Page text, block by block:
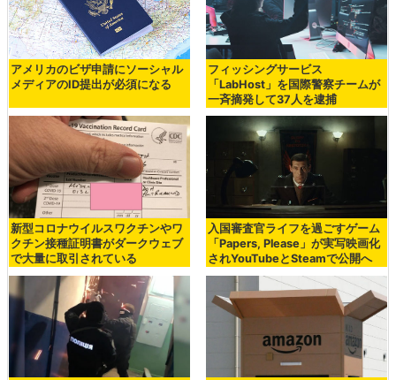
アメリカのビザ申請にソーシャル
メディアのID提出が必須になる
フィッシングサービス
「LabHost」を国際警察チームが
一斉摘発して37人を逮捕
新型コロナウイルスワクチンやワ
クチン接種証明書がダークウェブ
で大量に取引されている
入国審査官ライフを過ごすゲーム
「Papers, Please」が実写映画化
されYouTubeとSteamで公開へ